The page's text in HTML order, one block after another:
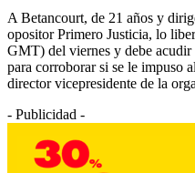
A Betancourt, de 21 años y
opositor Primero Justicia, lo
GMT) del viernes y debe
para corroborar si se le impuso
director vicepresidente de la
- Publicidad -